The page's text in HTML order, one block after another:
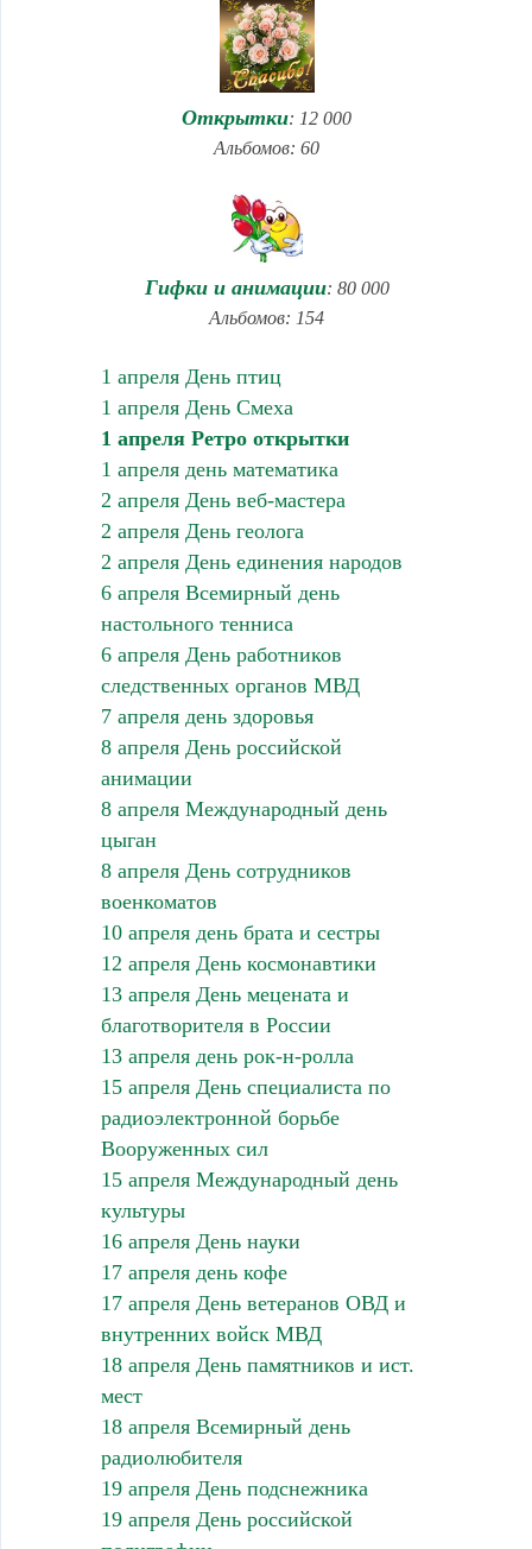
Открытки: 12 000
Альбомов: 60
Гифки и анимации: 80 000
Альбомов: 154
1 апреля День птиц
1 апреля День Смеха
1 апреля Ретро открытки
1 апреля день математика
2 апреля День веб-мастера
2 апреля День геолога
2 апреля День единения народов
6 апреля Всемирный день
настольного тенниса
6 апреля День работников
следственных органов МВД
7 апреля день здоровья
8 апреля День российской
анимации
8 апреля Международный день
цыган
8 апреля День сотрудников
военкоматов
10 апреля день брата и сестры
12 апреля День космонавтики
13 апреля День мецената и
благотворителя в России
13 апреля день рок-н-ролла
15 апреля День специалиста по
радиоэлектронной борьбе
Вооруженных сил
15 апреля Международный день
культуры
16 апреля День науки
17 апреля день кофе
17 апреля День ветеранов ОВД и
внутренних войск МВД
18 апреля День памятников и ист.
мест
18 апреля Всемирный день
радиолюбителя
19 апреля День подснежника
19 апреля День российской